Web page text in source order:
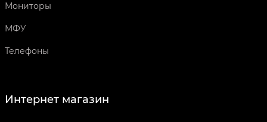
Мониторы
МФУ
Телефоны
Интернет магазин